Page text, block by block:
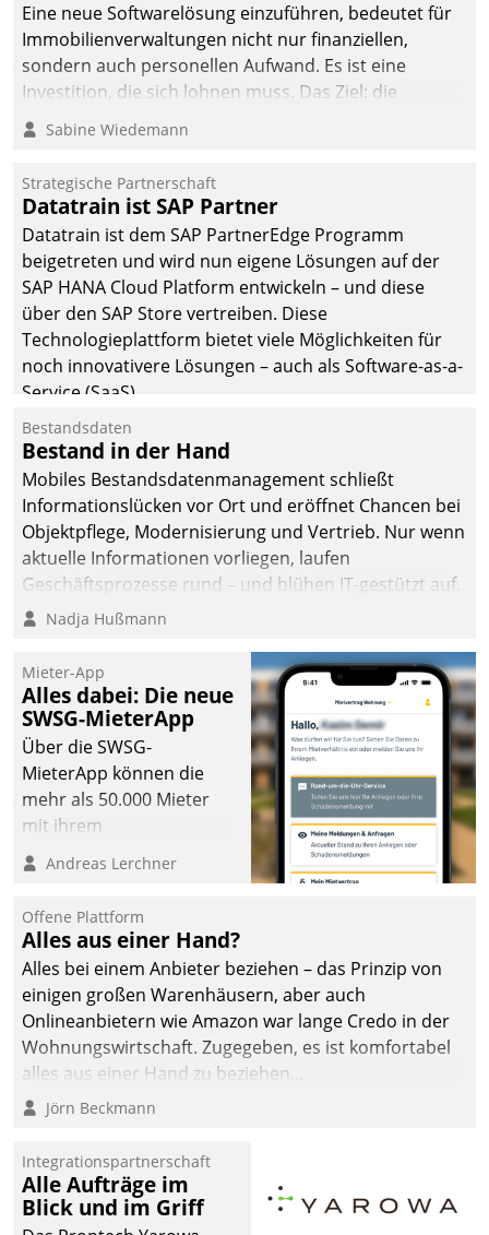
Eine neue Softwarelösung einzuführen, bedeutet für
Immobilienverwaltungen nicht nur finanziellen,
sondern auch personellen Aufwand. Es ist eine
Investition, die sich lohnen muss. Das Ziel: die
nachhaltige Optimierung der Geschäftsabläufe. Damit
dieses Ziel erreicht wird, sollten einige Grundregeln
Sabine Wiedemann
Strategische Partnerschaft
Datatrain ist SAP Partner
Datatrain ist dem SAP PartnerEdge Programm
beigetreten und wird nun eigene Lösungen auf der
SAP HANA Cloud Platform entwickeln – und diese
über den SAP Store vertreiben. Diese
Technologieplattform bietet viele Möglichkeiten für
noch innovativere Lösungen – auch als Software-as-a-
Service (SaaS).
Bestandsdaten
Bestand in der Hand
Mobiles Bestandsdatenmanagement schließt
Informationslücken vor Ort und eröffnet Chancen bei
Objektpflege, Modernisierung und Vertrieb. Nur wenn
aktuelle Informationen vorliegen, laufen
Geschäftsprozesse rund – und blühen IT-gestützt auf.
Nadja Hußmann
Mieter-App
Alles dabei: Die neue
SWSG-MieterApp
Über die SWSG-
MieterApp können die
mehr als 50.000 Mieter
mit ihrem
Wohnungsunternehmen
kommunizieren, auf dem
einsehen und ändern
oder
Schadensmeldungen
abgeben – rund um die
Uhr.
Andreas Lerchner
Offene Plattform
Alles aus einer Hand?
Alles bei einem Anbieter beziehen – das Prinzip von
einigen großen Warenhäusern, aber auch
Onlineanbietern wie Amazon war lange Credo in der
Wohnungswirtschaft. Zugegeben, es ist komfortabel
alles aus einer Hand zu beziehen...
Jörn Beckmann
Integrationspartnerschaft
Alle Aufträge im
Blick und im Griff